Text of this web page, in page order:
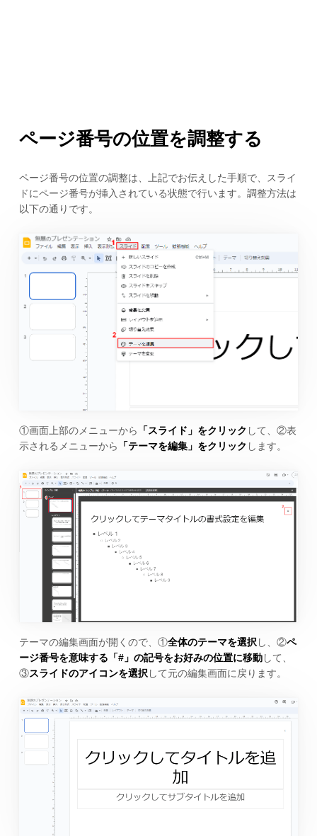
ページ番号の位置を調整する
ページ番号の位置の調整は、上記でお伝えした手順で、スライ
ドにページ番号が挿入されている状態で行います。調整方法は
以下の通りです。
①画面上部のメニューから 「スライド」をクリック して、②表
示されるメニューから
「テーマを編集」をクリック します。
テーマの編集画面が開くので、①全体のテーマを選択し、②ペ
ージ番号を意味する「#」の記号をお好みの位置に移動して、
③スライドのアイコンを選択して元の編集画面に戻ります。